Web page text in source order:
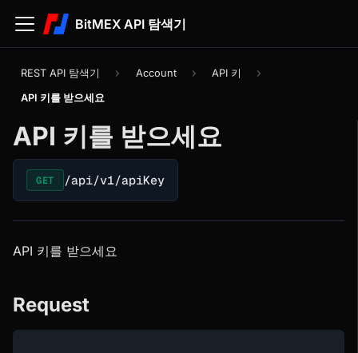
BitMEX API 탐색기
REST API 탐색기 Account API 키
API 키를 받으세요
API 키를 받으세요
GET /api/v1/apiKey
API 키를 받으세요
Request